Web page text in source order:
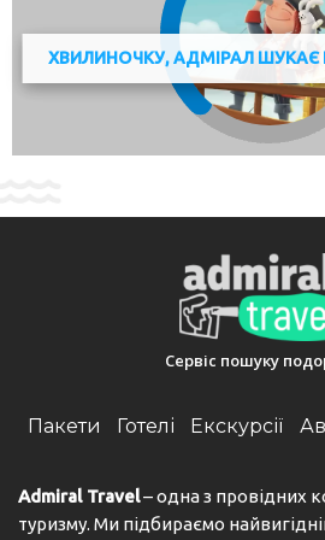
Airport is 72 km from the
Please inform in advance of your
You can use the Special
contact the property directly
provided in your confirmation.
Check-in from 15:00 to 19:00
393515003938
ХВИЛИНОЧКУ, АДМІРАЛ ШУКАЄ
Сервіс пошуку
Пакети Готелі Екскурсії
Admiral Travel– одна з провідних
туризму. Ми підбираємо